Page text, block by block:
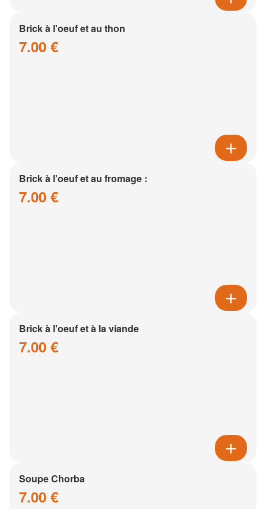
Brick à l'oeuf et au thon
7.00 €
Brick à l'oeuf et au fromage :
7.00 €
Brick à l'oeuf et à la viande
7.00 €
Soupe Chorba
7.00 €